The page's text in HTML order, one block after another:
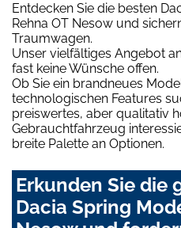
Entdecken Sie die besten
Rehna OT Nesow und
Traumwagen.
Unser vielfältiges Angebot
fast keine Wünsche offen.
Ob Sie ein brandneues
technologischen Features
preiswertes, aber qualitativ
Gebrauchtfahrzeug
breite Palette an Optionen.
Erkunden Sie die
Dacia Spring